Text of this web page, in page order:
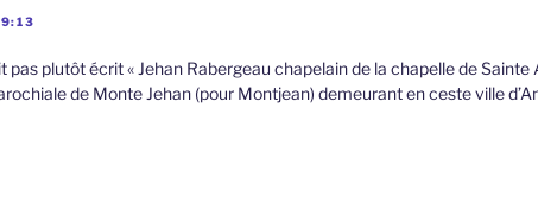
pas plutôt écrit « Jehan Rabergeau chapelain de la chapelle de Sainte
de Monte Jehan (pour Montjean) demeurant en ceste ville